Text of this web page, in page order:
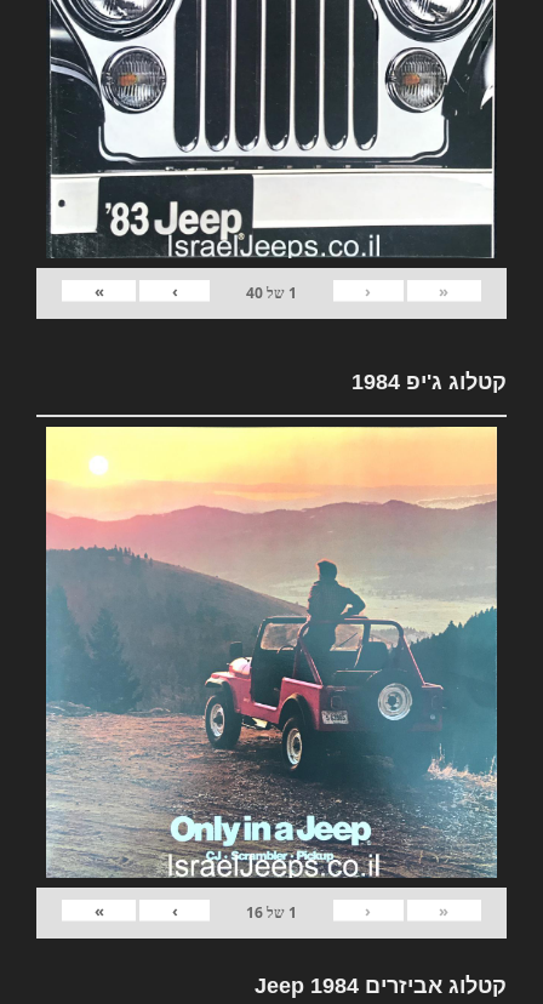
«
‹
1 של40
›
»
קטלוג ג'יפ 1984
«
‹
1 של16
›
»
קטלוג אביזרים Jeep 1984